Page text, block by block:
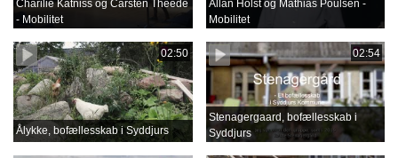
Charilie Katniss og Carsten Theede
- Mobilitet
Allan Holst og Mathias Poulsen -
Mobilitet
02:50
Ålykke, bofællesskab i Syddjurs
02:54
Stenagergaard, bofællesskab i
Syddjurs